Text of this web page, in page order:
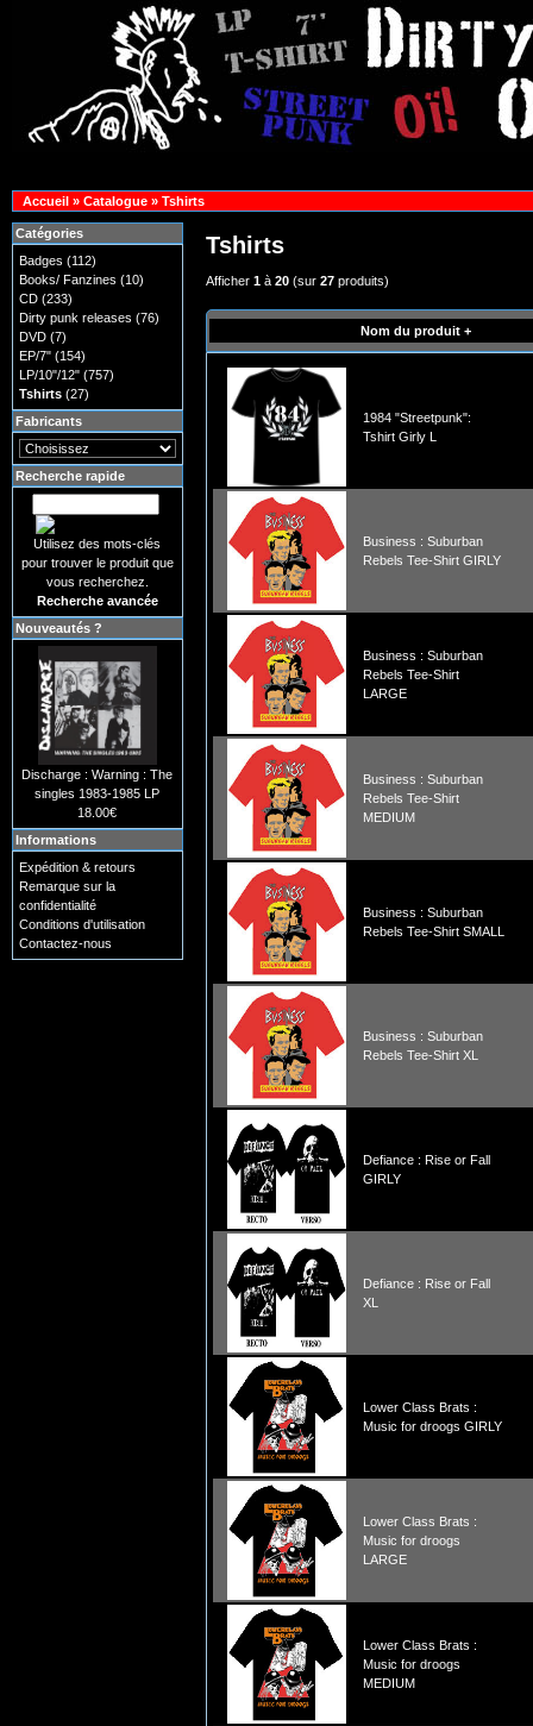
Accueil» Catalogue» Tshirts
Tshirts
Afficher1 à20 (sur27 produits)
Nom du produit +
1984 "Streetpunk":
Tshirt Girly L
Business : Suburban
Rebels Tee-Shirt GIRLY
Business : Suburban
Rebels Tee-Shirt
LARGE
Business : Suburban
Rebels Tee-Shirt
MEDIUM
Business : Suburban
Rebels Tee-Shirt SMALL
Business : Suburban
Rebels Tee-Shirt XL
Defiance : Rise or Fall
GIRLY
Defiance : Rise or Fall
XL
Lower Class Brats :
Music for droogs GIRLY
Lower Class Brats :
Music for droogs
LARGE
Lower Class Brats :
Music for droogs
MEDIUM
Catégories
Badges (112)
Books/ Fanzines (10)
CD(233)
Dirty punk releases (76)
DVD(7)
EP/7"(154)
LP/10"/12"(757)
Tshirts(27)
Fabricants
Recherche rapide
Utilisez des mots-clés
pour trouver le produit que
vous recherchez.
Recherche avancée
Nouveautés ?
Discharge : Warning : The
singles 1983-1985 LP
18.00€
Informations
Expédition & retours
Remarque sur la
confidentialité
Conditions d'utilisation
Contactez-nous